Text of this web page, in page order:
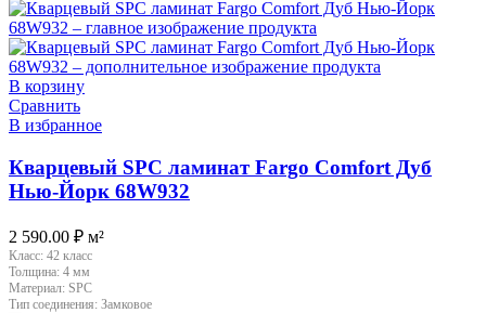
В корзину
Сравнить
В избранное
Кварцевый SPC ламинат Fargo Comfort Дуб
Нью-Йорк 68W932
2 590.00 ₽ м²
Класс: 42 класс
Толщина: 4 мм
Материал: SPC
Тип соединения: Замковое